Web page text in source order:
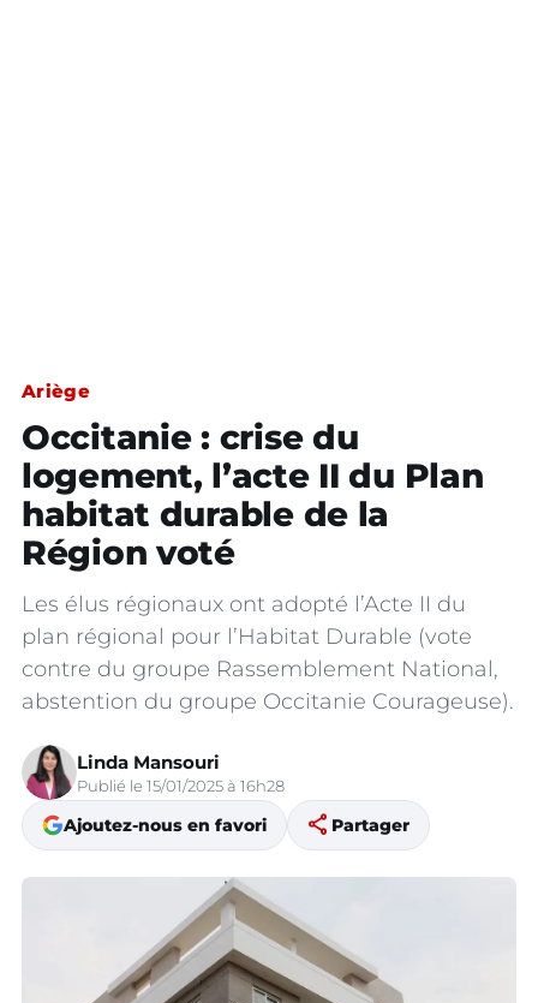
Ariège
Occitanie : crise du
logement, l’acte II du Plan
habitat durable de la
Région voté
Les élus régionaux ont adopté l’Acte II du
plan régional pour l’Habitat Durable (vote
contre du groupe Rassemblement National,
abstention du groupe Occitanie Courageuse).
Linda Mansouri
Publié le 15/01/2025 à 16h28
Ajoutez-nous en favori share Partager